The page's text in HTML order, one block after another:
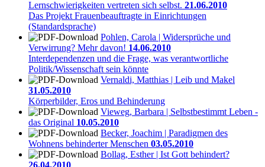
Lernschwierigkeiten vertreten sich selbst. 21.06.2010
Das Projekt Frauenbeauftragte in Einrichtungen
(Standardsprache)
Pohlen, Carola | Widersprüche und
Verwirrung? Mehr davon! 14.06.2010
Interdependenzen und die Frage, was verantwortliche
Politik/Wissenschaft sein könnte
Vernaldi, Matthias | Leib und Makel
31.05.2010
Körperbilder, Eros und Behinderung
Vieweg, Barbara | Selbstbestimmt Leben -
das Original 10.05.2010
Becker, Joachim | Paradigmen des
Wohnens behinderter Menschen 03.05.2010
Bollag, Esther | Ist Gott behindert?
26.04.2010